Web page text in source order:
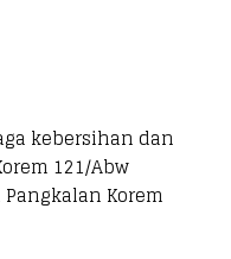
kebersihan dan
121/Abw
Korem